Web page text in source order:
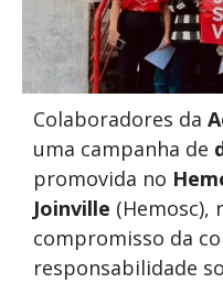
Colaboradores da
uma campanha de
promovida no
Joinville (Hemosc),
compromisso da
responsabilidade